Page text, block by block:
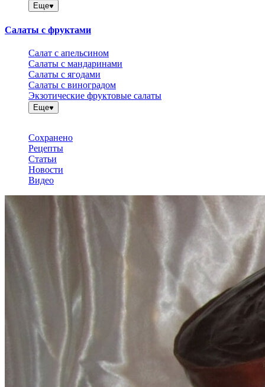
Еще
Салаты с фруктами
Салат с апельсином
Салаты с мандаринами
Салаты с ягодами
Салаты с виноградом
Экзотические фруктовые салаты
Еще
Сохранено
Рецепты
Статьи
Новости
Видео